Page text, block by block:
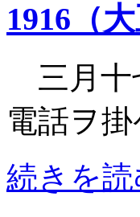
1916（
三月
電話ヲ
続きを読